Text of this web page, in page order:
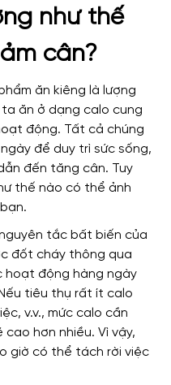
như thế
cân?
ăn kiêng là lượng
ăn ở dạng calo cung
động. Tất cả chúng
để duy trì sức sống,
đến tăng cân. Tuy
thế nào có thể ảnh
tắc bất biến của
đốt cháy thông qua
động hàng ngày
tiêu thụ rất ít calo
v.v., mức calo cần
hơn nhiều. Vì vậy,
giờ có thể tách rời việc